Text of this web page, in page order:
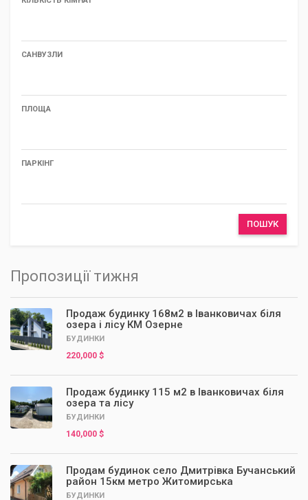
САНВУЗЛИ
ПЛОЩА
ПАРКІНГ
ПОШУК
Пропозиції тижня
Продаж будинку 168м2 в Іванковичах біля
озера і лісу КМ Озерне
БУДИНКИ
220,000 $
Продаж будинку 115 м2 в Іванковичах біля
озера та лісу
БУДИНКИ
140,000 $
Продам будинок село Дмитрівка Бучанський
район 15км метро Житомирська
БУДИНКИ